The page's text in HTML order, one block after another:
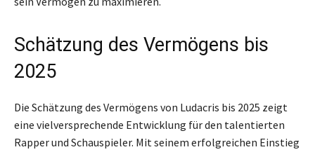
Schätzung des Vermögens bis
2025
Die Schätzung des Vermögens von Ludacris bis 2025 zeigt
eine vielversprechende Entwicklung für den talentierten
Rapper und Schauspieler. Mit seinem erfolgreichen Einstieg